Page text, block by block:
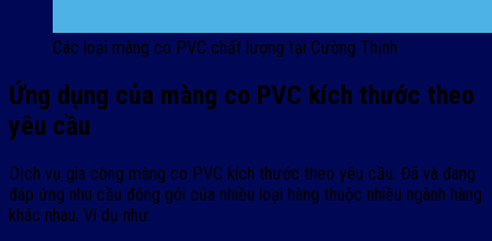
Các loại màng co PVC chất lượng tại Cường Thịnh
Ứng dụng của màng co PVC kích thước theo
yêu cầu
Dịch vụ gia công màng co PVC kích thước theo yêu cầu. Đã và đang
đáp ứng nhu cầu đóng gói của nhiều loại hàng thuộc nhiều ngành hàng
khác nhau. Ví dụ như: